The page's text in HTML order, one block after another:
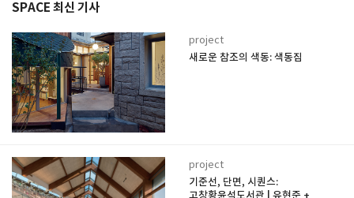
SPACE 최신 기사
project
새로운 참조의 색동: 색동집
project
기준선, 단면, 시퀀스: